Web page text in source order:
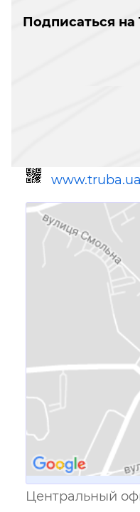
Подписаться на
Ссылка для мобильных
Центральный